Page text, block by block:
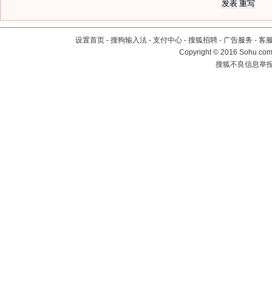
设置首页 - 搜狗输入法 - 支付中心 - 搜狐招聘 - 广告服务 - 客
Copyright©2016
搜狐不良信息举